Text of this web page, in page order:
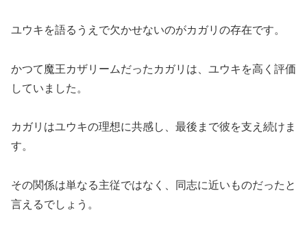
ユウキを語るうえで欠かせないのがカガリの存在です。
かつて魔王カザリームだったカガリは、ユウキを高く評価
していました。
カガリはユウキの理想に共感し、最後まで彼を支え続けま
す。
その関係は単なる主従ではなく、同志に近いものだったと
言えるでしょう。